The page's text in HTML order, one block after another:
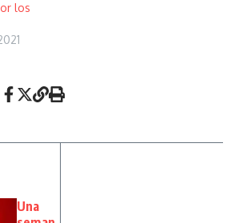
los
Una